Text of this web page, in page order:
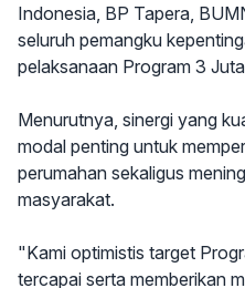
Indonesia, BP Tapera,
seluruh pemangku
pelaksanaan Program 3
Menurutnya, sinergi yang
modal penting untuk
perumahan sekaligus
masyarakat.
"Kami optimistis target
tercapai serta memberikan